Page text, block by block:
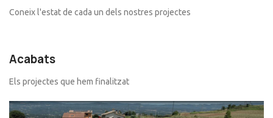
Coneix l'estat de cada un dels nostres projectes
Acabats
Els projectes que hem finalitzat